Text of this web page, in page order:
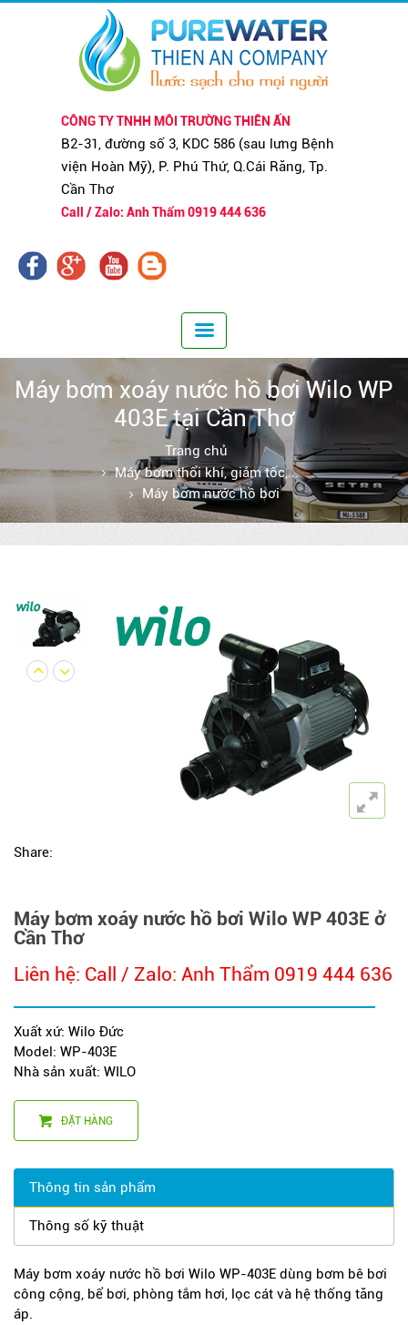
CÔNG TY TNHH MÔI TRƯỜNG THIÊN ẤN
B2-31, đường số 3, KDC 586 (sau lưng Bệnh
viện Hoàn Mỹ), P. Phú Thứ, Q.Cái Răng, Tp.
Cần Thơ
Call / Zalo: Anh Thẩm 0919 444 636
Máy bơm xoáy nước hồ bơi Wilo WP
403E tại Cần Thơ
Trang chủ
Máy bơm thổi khí, giảm tốc,...
Máy bơm nước hồ bơi
Share:
Máy bơm xoáy nước hồ bơi Wilo WP 403E ở
Cần Thơ
Liên hệ: Call / Zalo: Anh Thẩm 0919 444 636
Xuất xứ: Wilo Đức
Model: WP-403E
Nhà sản xuất: WILO
ĐẶT HÀNG
Thông tin sản phẩm
Thông số kỹ thuật
Máy bơm xoáy nước hồ bơi Wilo WP-403E dùng bơm bê bơi
công cộng, bể bơi, phòng tắm hơi, lọc cát và hệ thống tăng
áp.